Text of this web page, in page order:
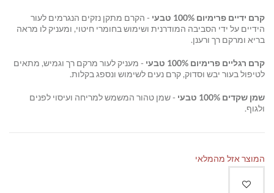
קרם ידיים פרימיום 100% טבעי
- הקרם מתקן נזקים הנגרמים לעור
הידיים על ידי הסביבה המודרנית ושימוש בחומרי חיטוי, ומעניק לו מראה
בריא ומרקם רך ורענן.
קרם רגליים פרימיום 100% טבעי
- מעניק לעור מרקם רך וגמיש, מתאים
לטיפול בעור יבש וסדוק, קרם נעים לשימוש ונספג בקלות.
שמן שקדים 100% טבעי
- שמן טהור המשמש למריחה ועיסוי לפנים
ולגוף.
המוצר אזל מהמלאי